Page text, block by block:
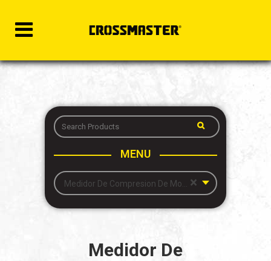
MENU
×
Medidor De Compresion De Motor Diesel
Medidor De